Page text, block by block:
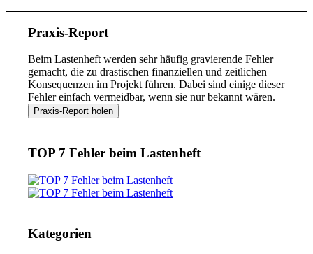
Praxis-Report
Beim Lastenheft werden sehr häufig gravierende Fehler
gemacht, die zu drastischen finanziellen und zeitlichen
Konsequenzen im Projekt führen. Dabei sind einige dieser
Fehler einfach vermeidbar, wenn sie nur bekannt wären.
TOP 7 Fehler beim Lastenheft
Kategorien